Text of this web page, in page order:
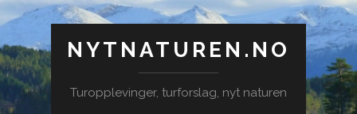
NYTNATUREN.NO
Turopplevinger, turforslag, nyt naturen